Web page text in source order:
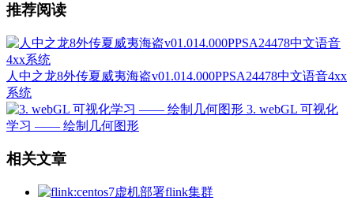
推荐阅读
人中之龙8外传夏威夷海盗v01.014.000PPSA24478中文语音4xx
系统
3. webGL 可视化
学习 —— 绘制几何图形
相关文章